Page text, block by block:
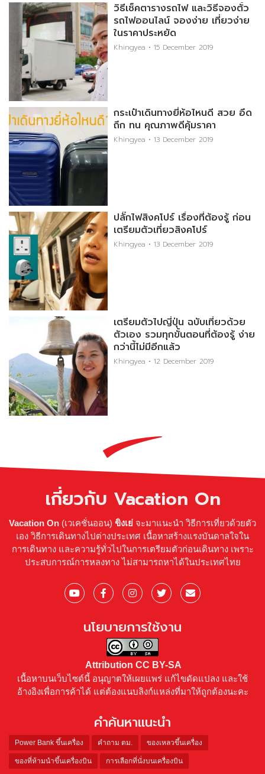
วิธีเช็คตารางรถไฟ และวิธีจองตั๋ว
รถไฟออนไลน์ จองง่าย เที่ยวง่าย
ในราคาประหยัด
Khingyea 15 December 2019
กระเป๋าเดินทางยี่ห้อไหนดี สวย อึด
ถึก ทน คุณภาพดีคุ้มราคา
Khingyea 13 December 2019
ปลั๊กไฟสิงคโปร์ เรื่องที่ต้องรู้ ก่อน
เตรียมตัวเที่ยวสิงคโปร์
Khingyea 13 December 2019
เตรียมตัวไปญี่ปุ่น ฉบับเที่ยวด้วย
ตัวเอง รวมทุกขั้นตอนที่ต้องรู้ ง่าย
กว่านี้ไม่มีอีกแล้ว
Khingyea 12 December 2019
เกี่ยวกับ Vacation On
Vacation On (เวเคชั่นออน) ขิงเย่ จะมาแนะนำ วิธีการเที่ยวด้วยตัว
เอง วิธีการเดินทางไปต่างประเทศ เนื้อหาสร้างแรงบันดาลใจใน
การเดินทาง และความรู้ทั่วไปในการเตรียมตัวก่อนเดินทาง เพราะ
ประสบการณ์การหลงทาง ไม่สามารถหาได้ในประเทศไทย
นโยบายการใช้งาน
Attribution CC BY-SA
เนื้อหาบนเว็บไซต์นี้ อนุญาตให้เผยแพร่ แก้ไขดัดแปลง และใช้
อ้างอิงเพื่อการค้าได้ แต่ต้องแนบลิงก์แหล่งที่มาให้ถูกต้องนะคะ
คำค้นหาแนะนำ
Power Bank ขึ้นเครื่อง คำถาม ตม. ของเหลวขึ้นเครื่อง
ของที่ห้ามนำขึ้นเครื่องบิน การเลือกที่นั่งบนเครื่องบิน